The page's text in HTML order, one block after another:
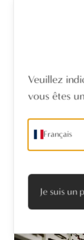
Chief
Entrez dans
visitez notre
Veuillez
vous êtes
Français
Je suis un